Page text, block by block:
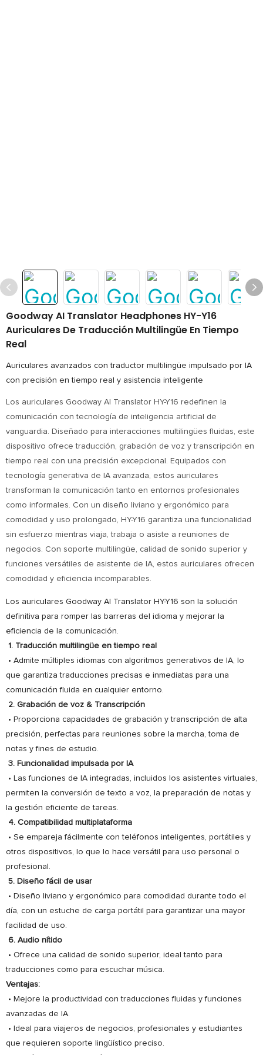
Goodway AI Translator Headphones HY-Y16
Auriculares De Traducción Multilingüe En Tiempo
Real
Auriculares avanzados con traductor multilingüe impulsado por IA
con precisión en tiempo real y asistencia inteligente
Los auriculares Goodway AI Translator HY-Y16 redefinen la
comunicación con tecnología de inteligencia artificial de
vanguardia. Diseñado para interacciones multilingües fluidas, este
dispositivo ofrece traducción, grabación de voz y transcripción en
tiempo real con una precisión excepcional. Equipados con
tecnología generativa de IA avanzada, estos auriculares
transforman la comunicación tanto en entornos profesionales
como informales. Con un diseño liviano y ergonómico para
comodidad y uso prolongado, HY-Y16 garantiza una funcionalidad
sin esfuerzo mientras viaja, trabaja o asiste a reuniones de
negocios. Con soporte multilingüe, calidad de sonido superior y
funciones versátiles de asistente de IA, estos auriculares ofrecen
comodidad y eficiencia incomparables.
Los auriculares Goodway AI Translator HY-Y16 son la solución
definitiva para romper las barreras del idioma y mejorar la
eficiencia de la comunicación.
1. Traducción multilingüe en tiempo real
• Admite múltiples idiomas con algoritmos generativos de IA, lo
que garantiza traducciones precisas e inmediatas para una
comunicación fluida en cualquier entorno.
2. Grabación de voz & Transcripción
• Proporciona capacidades de grabación y transcripción de alta
precisión, perfectas para reuniones sobre la marcha, toma de
notas y fines de estudio.
3. Funcionalidad impulsada por IA
• Las funciones de IA integradas, incluidos los asistentes virtuales,
permiten la conversión de texto a voz, la preparación de notas y
la gestión eficiente de tareas.
4. Compatibilidad multiplataforma
• Se empareja fácilmente con teléfonos inteligentes, portátiles y
otros dispositivos, lo que lo hace versátil para uso personal o
profesional.
5. Diseño fácil de usar
• Diseño liviano y ergonómico para comodidad durante todo el
día, con un estuche de carga portátil para garantizar una mayor
facilidad de uso.
6. Audio nítido
• Ofrece una calidad de sonido superior, ideal tanto para
traducciones como para escuchar música.
Ventajas:
• Mejore la productividad con traducciones fluidas y funciones
avanzadas de IA.
• Ideal para viajeros de negocios, profesionales y estudiantes
que requieren soporte lingüístico preciso.